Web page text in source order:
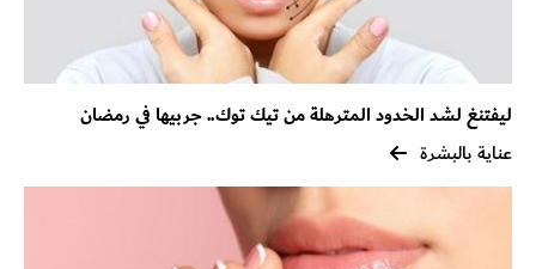
ليفتنغ لشد الخدود المترهلة من تيك توك.. جربيها في رمضان
عناية بالبشرة